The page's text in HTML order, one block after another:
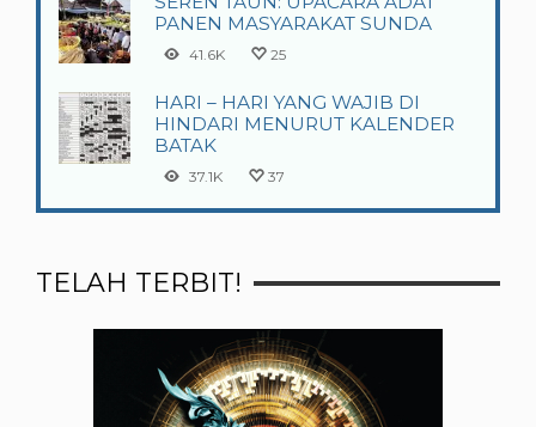
PANEN MASYARAKAT SUNDA
41.6K 25
HARI – HARI YANG WAJIB DI
HINDARI MENURUT KALENDER
BATAK
37.1K 37
TELAH TERBIT!